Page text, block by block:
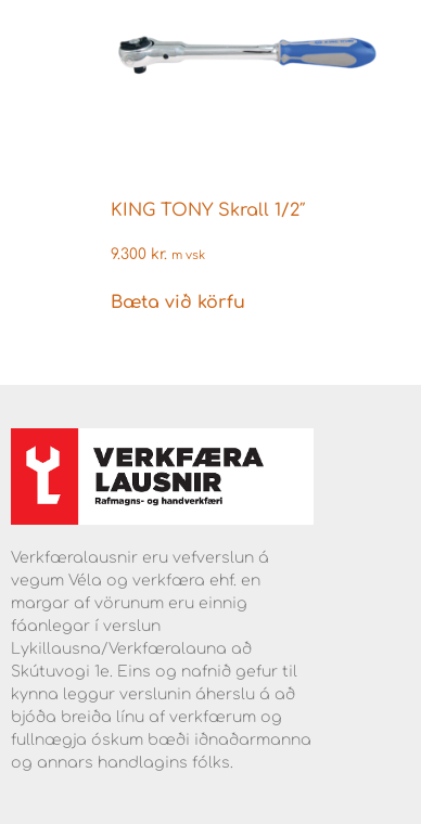
KING TONY Skrall 1/2″
9.300 kr. m vsk
Bæta við körfu
Verkfæralausnir eru vefverslun á
vegum Véla og verkfæra ehf. en
margar af vörunum eru einnig
fáanlegar í verslun
Lykillausna/Verkfæralauna að
Skútuvogi 1e. Eins og nafnið gefur til
kynna leggur verslunin áherslu á að
bjóða breiða línu af verkfærum og
fullnægja óskum bæði iðnaðarmanna
og annars handlagins fólks.